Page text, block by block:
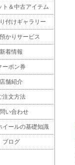
ト＆中古アイテム
付けギャラリー
かりサービス
新着情報
ーポン券
店舗紹介
注文方法
い合わせ
イールの基礎知識
ブログ